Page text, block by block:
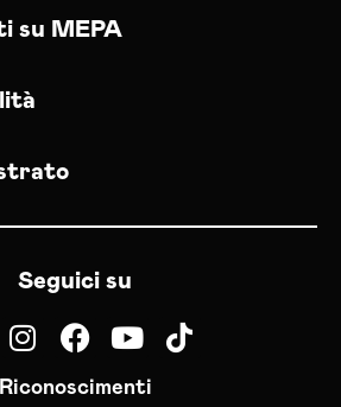
su MEPA
Seguici su
Riconoscimenti